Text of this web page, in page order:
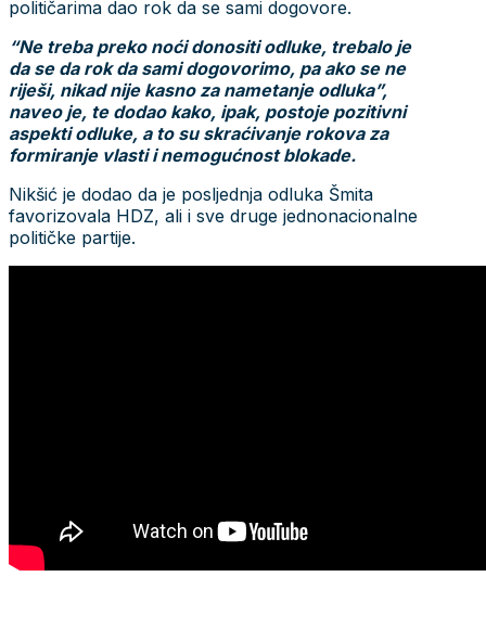
političarima dao rok da se sami dogovore.
“Ne treba preko noći donositi odluke, trebalo je
da se da rok da sami dogovorimo, pa ako se ne
riješi, nikad nije kasno za nametanje odluka”,
naveo je, te dodao kako, ipak, postoje pozitivni
aspekti odluke, a to su skraćivanje rokova za
formiranje vlasti i nemogućnost blokade.
Nikšić je dodao da je posljednja odluka Šmita
favorizovala HDZ, ali i sve druge jednonacionalne
političke partije.